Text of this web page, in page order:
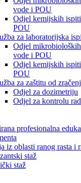
vode i POU
Odjel kemijskih
POU
za laboratorijska
Odjel
vode i POU
Odjel kemijskih
POU
za zaštitu od
Odjel za dozimetriju
Odjel za kontrolu
profesionalna
iz oblasti ranog rasta i
staž
staž